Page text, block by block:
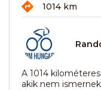
1014 km
A 1014
akik nem